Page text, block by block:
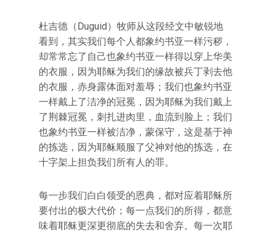
杜吉德（Duguid）牧师从这段经文中敏锐地
看到，其实我们每个人都象约书亚一样污秽，
却常常忘了自己也象约书亚一样得以穿上华美
的衣服，因为耶稣为我们的缘故被兵丁剥去他
的衣服，赤身露体面对羞辱；我们也象约书亚
一样戴上了洁净的冠冕，因为耶稣为我们戴上
了荆棘冠冕，刺扎进肉里，血流到脸上；我们
也象约书亚一样被洁净，蒙保守，这是基于神
的拣选，因为耶稣顺服了父神对他的拣选，在
十字架上担负我们所有人的罪。
每一步我们白白领受的恩典，都对应着耶稣所
要付出的极大代价；每一点我们的所得，都意
味着耶稣更深更彻底的失去和舍弃。每一次耶